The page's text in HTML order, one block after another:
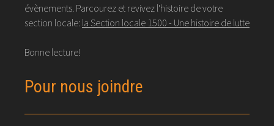
évènements. Parcourez et revivez l'histoire de votre
section locale: la Section locale 1500 - Une histoire de lutte
Bonne lecture!
Pour nous joindre